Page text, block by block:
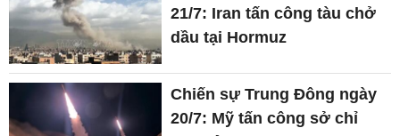
21/7: Iran tấn công tàu chở
dầu tại Hormuz
Chiến sự Trung Đông ngày
20/7: Mỹ tấn công sở chỉ